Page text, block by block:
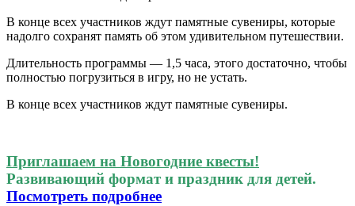
В конце всех участников ждут памятные сувениры, которые
надолго сохранят память об этом удивительном путешествии.
Длительность программы — 1,5 часа, этого достаточно, чтобы
полностью погрузиться в игру, но не устать.
В конце всех участников ждут памятные сувениры.
Приглашаем на Новогодние квесты!
Развивающий формат и праздник для детей.
Посмотреть подробнее